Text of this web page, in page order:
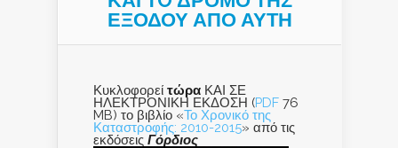
ΕΞΟΔΟΥ ΑΠΟ ΑΥΤΗ
Κυκλοφορεί τώρα ΚΑΙ ΣΕ
ΗΛΕΚΤΡΟΝΙΚΗ ΕΚΔΟΣΗ (PDF 76
MB) το βιβλίο «Το Χρονικό της
Καταστροφής: 2010-2015» από τις
εκδόσεις Γόρδιος